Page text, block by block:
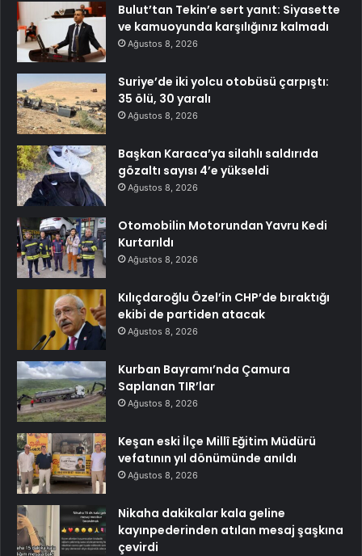
Bulut’tan Tekin’e sert yanıt: Siyasette
ve kamuoyunda karşılığınız kalmadı
Ağustos 8, 2026
Suriye’de iki yolcu otobüsü çarpıştı:
35 ölü, 30 yaralı
Ağustos 8, 2026
Başkan Karaca’ya silahlı saldırıda
gözaltı sayısı 4’e yükseldi
Ağustos 8, 2026
Otomobilin Motorundan Yavru Kedi
Kurtarıldı
Ağustos 8, 2026
Kılıçdaroğlu Özel’in CHP’de bıraktığı
ekibi de partiden atacak
Ağustos 8, 2026
Kurban Bayramı’nda Çamura
Saplanan TIR’lar
Ağustos 8, 2026
Keşan eski İlçe Millî Eğitim Müdürü
vefatının yıl dönümünde anıldı
Ağustos 8, 2026
Nikaha dakikalar kala geline
kayınpederinden atılan mesaj şaşkına
çevirdi